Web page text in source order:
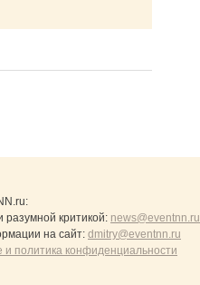
:
критикой: news@eventnn.ru
на сайт: dmitry@eventnn.ru
политика конфиденциальности